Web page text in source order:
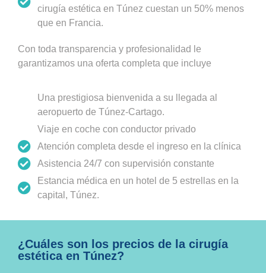
cirugía estética en Túnez cuestan un 50% menos
que en Francia.
Con toda transparencia y profesionalidad le
garantizamos una oferta completa que incluye
Una prestigiosa bienvenida a su llegada al
aeropuerto de Túnez-Cartago.
Viaje en coche con conductor privado
Atención completa desde el ingreso en la clínica
Asistencia 24/7 con supervisión constante
Estancia médica en un hotel de 5 estrellas en la
capital, Túnez.
¿Cuáles son los precios de la cirugía
estética en Túnez?